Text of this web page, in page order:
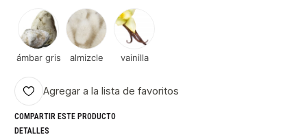
ámbar gris almizcle vainilla
Agregar a la lista de favoritos
COMPARTIR ESTE PRODUCTO
DETALLES